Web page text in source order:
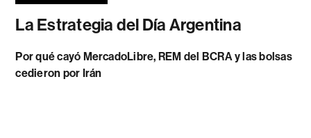
La Estrategia del Día Argentina
Por qué cayó MercadoLibre, REM del BCRA y las bolsas
cedieron por Irán